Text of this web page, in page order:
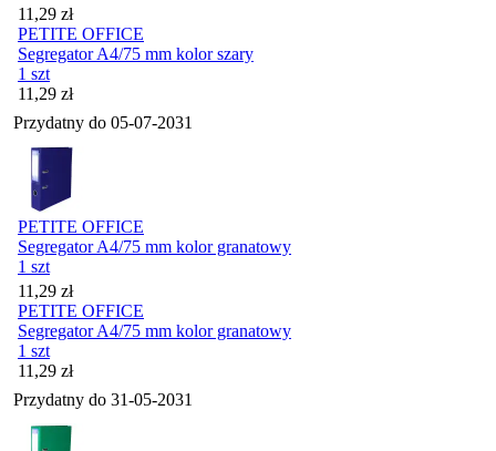
Cena
11,29 zł
PETITE OFFICE
Segregator A4/75 mm kolor szary
1 szt
Cena
11,29 zł
Przydatny do 05-07-2031
PETITE OFFICE
Segregator A4/75 mm kolor granatowy
1 szt
Cena
11,29 zł
PETITE OFFICE
Segregator A4/75 mm kolor granatowy
1 szt
Cena
11,29 zł
Przydatny do 31-05-2031